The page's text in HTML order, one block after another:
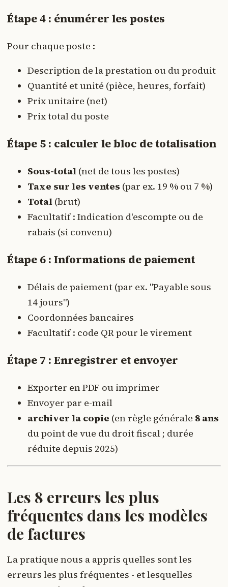
Étape 4 : énumérer les postes
Pour chaque poste :
Description de la prestation ou du produit
Quantité et unité (pièce, heures, forfait)
Prix unitaire (net)
Prix total du poste
Étape 5 : calculer le bloc de totalisation
Sous-total (net de tous les postes)
Taxe sur les ventes (par ex. 19 % ou 7 %)
Total (brut)
Facultatif : Indication d'escompte ou de
rabais (si convenu)
Étape 6 : Informations de paiement
Délais de paiement (par ex. "Payable sous
14 jours")
Coordonnées bancaires
Facultatif : code QR pour le virement
Étape 7 : Enregistrer et envoyer
Exporter en PDF ou imprimer
Envoyer par e-mail
archiver la copie (en règle générale 8 ans
du point de vue du droit fiscal ; durée
réduite depuis 2025)
Les 8 erreurs les plus
fréquentes dans les modèles
de factures
La pratique nous a appris quelles sont les
erreurs les plus fréquentes - et lesquelles